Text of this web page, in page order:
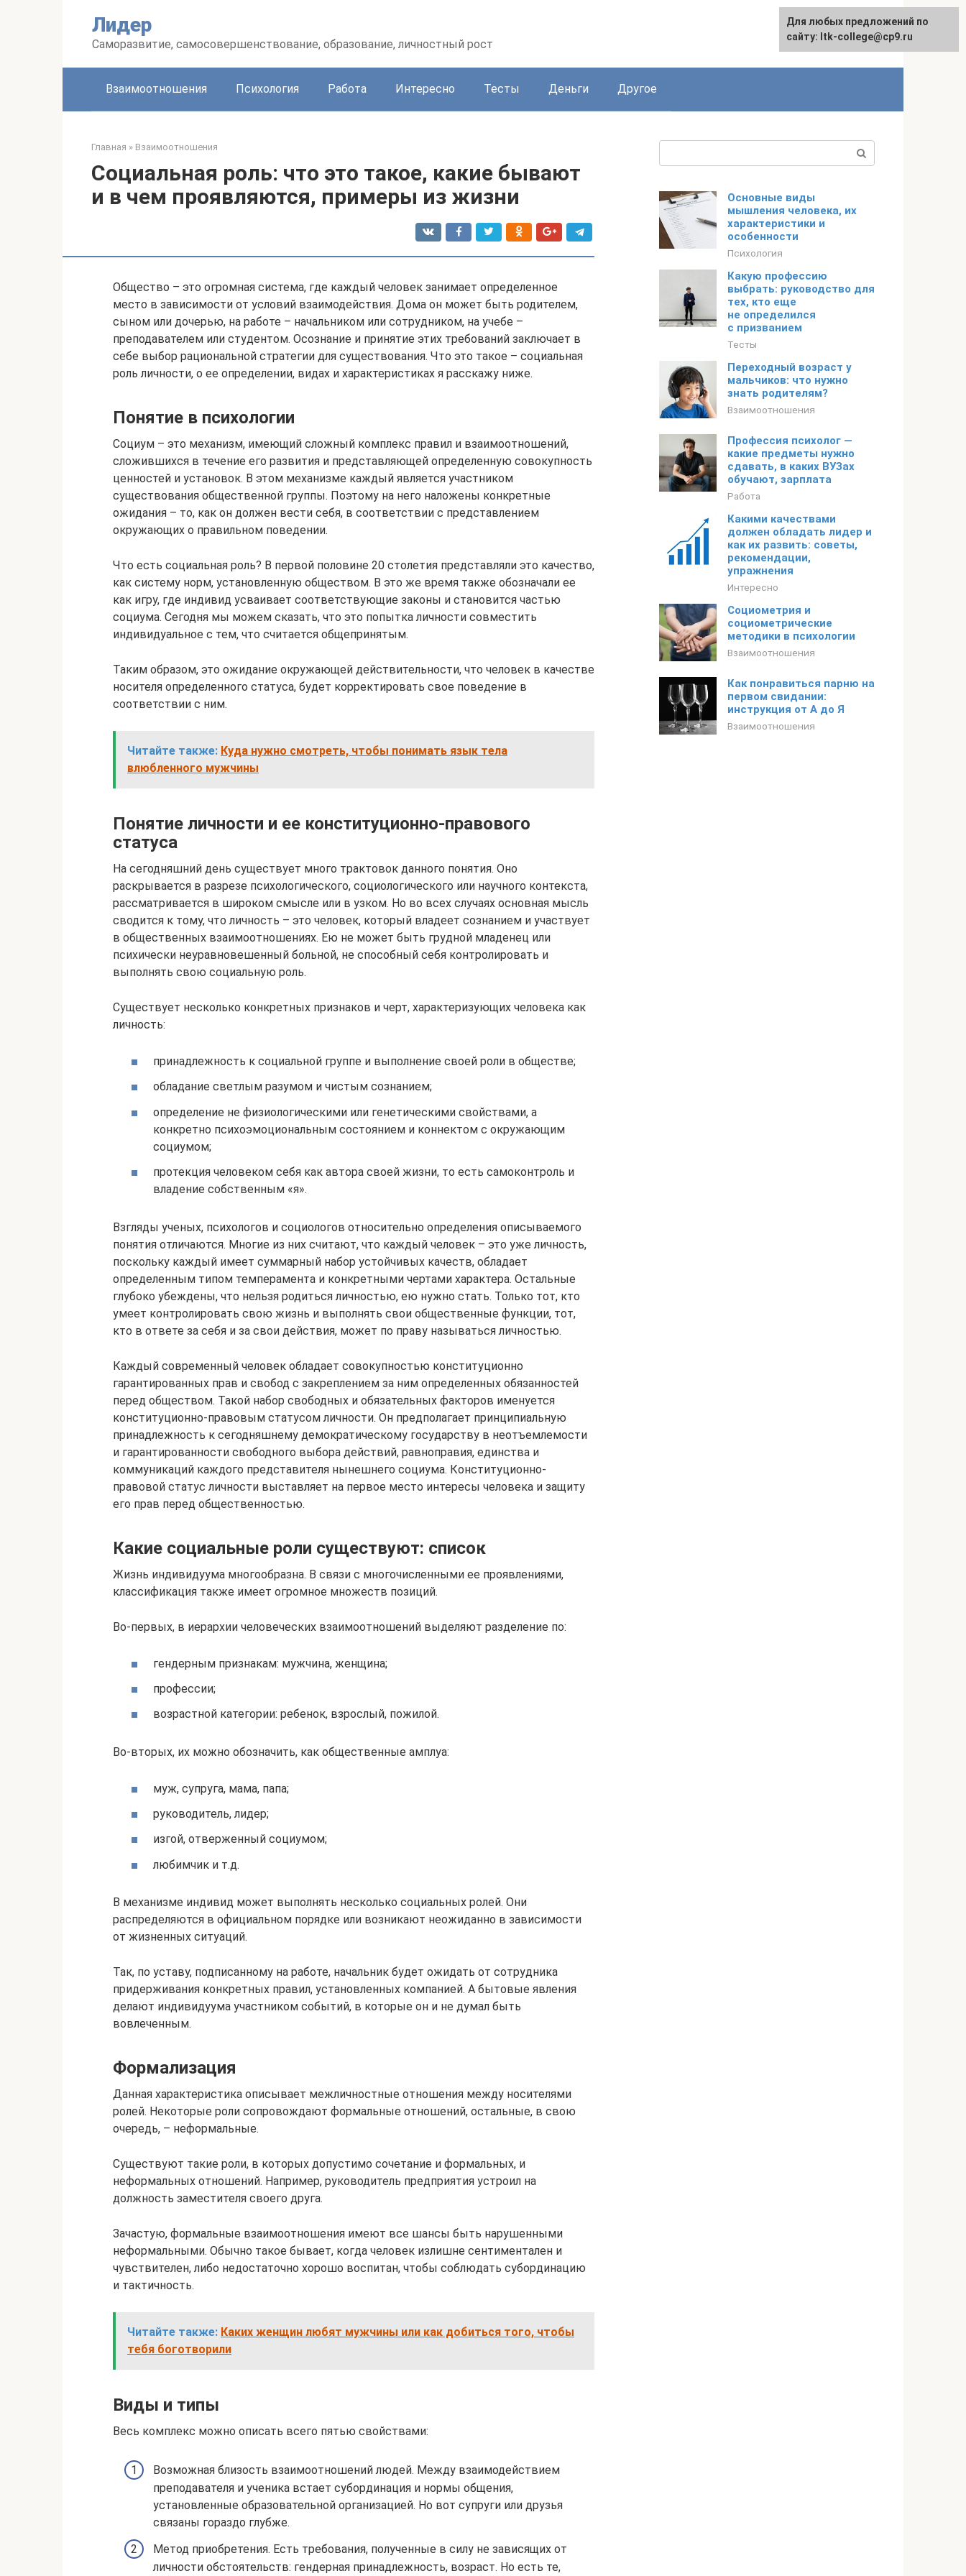
Лидер
Саморазвитие, самосовершенствование, образование, личностный рост
Взаимоотношения Психология Работа Интересно Тесты Деньги Другое
Главная » Взаимоотношения
Социальная роль: что это такое, какие бывают
и в чем проявляются, примеры из жизни
Общество – это огромная система, где каждый человек занимает определенное
место в зависимости от условий взаимодействия. Дома он может быть родителем,
сыном или дочерью, на работе – начальником или сотрудником, на учебе –
преподавателем или студентом. Осознание и принятие этих требований заключает в
себе выбор рациональной стратегии для существования. Что это такое – социальная
роль личности, о ее определении, видах и характеристиках я расскажу ниже.
Понятие в психологии
Социум – это механизм, имеющий сложный комплекс правил и взаимоотношений,
сложившихся в течение его развития и представляющей определенную совокупность
ценностей и установок. В этом механизме каждый является участником
существования общественной группы. Поэтому на него наложены конкретные
ожидания – то, как он должен вести себя, в соответствии с представлением
окружающих о правильном поведении.
Что есть социальная роль? В первой половине 20 столетия представляли это качество,
как систему норм, установленную обществом. В это же время также обозначали ее
как игру, где индивид усваивает соответствующие законы и становится частью
социума. Сегодня мы можем сказать, что это попытка личности совместить
индивидуальное с тем, что считается общепринятым.
Таким образом, это ожидание окружающей действительности, что человек в качестве
носителя определенного статуса, будет корректировать свое поведение в
соответствии с ним.
Читайте также: Куда нужно смотреть, чтобы понимать язык тела
влюбленного мужчины
Понятие личности и ее конституционно-правового
статуса
На сегодняшний день существует много трактовок данного понятия. Оно
раскрывается в разрезе психологического, социологического или научного контекста,
рассматривается в широком смысле или в узком. Но во всех случаях основная мысль
сводится к тому, что личность – это человек, который владеет сознанием и участвует
в общественных взаимоотношениях. Ею не может быть грудной младенец или
психически неуравновешенный больной, не способный себя контролировать и
выполнять свою социальную роль.
Существует несколько конкретных признаков и черт, характеризующих человека как
личность:
принадлежность к социальной группе и выполнение своей роли в обществе;
обладание светлым разумом и чистым сознанием;
определение не физиологическими или генетическими свойствами, а
конкретно психоэмоциональным состоянием и коннектом с окружающим
социумом;
протекция человеком себя как автора своей жизни, то есть самоконтроль и
владение собственным «я».
Взгляды ученых, психологов и социологов относительно определения описываемого
понятия отличаются. Многие из них считают, что каждый человек – это уже личность,
поскольку каждый имеет суммарный набор устойчивых качеств, обладает
определенным типом темперамента и конкретными чертами характера. Остальные
глубоко убеждены, что нельзя родиться личностью, ею нужно стать. Только тот, кто
умеет контролировать свою жизнь и выполнять свои общественные функции, тот,
кто в ответе за себя и за свои действия, может по праву называться личностью.
Каждый современный человек обладает совокупностью конституционно
гарантированных прав и свобод с закреплением за ним определенных обязанностей
перед обществом. Такой набор свободных и обязательных факторов именуется
конституционно-правовым статусом личности. Он предполагает принципиальную
принадлежность к сегодняшнему демократическому государству в неотъемлемости
и гарантированности свободного выбора действий, равноправия, единства и
коммуникаций каждого представителя нынешнего социума. Конституционно-
правовой статус личности выставляет на первое место интересы человека и защиту
его прав перед общественностью.
Какие социальные роли существуют: список
Жизнь индивидуума многообразна. В связи с многочисленными ее проявлениями,
классификация также имеет огромное множеств позиций.
Во-первых, в иерархии человеческих взаимоотношений выделяют разделение по:
гендерным признакам: мужчина, женщина;
профессии;
возрастной категории: ребенок, взрослый, пожилой.
Во-вторых, их можно обозначить, как общественные амплуа:
муж, супруга, мама, папа;
руководитель, лидер;
изгой, отверженный социумом;
любимчик и т.д.
В механизме индивид может выполнять несколько социальных ролей. Они
распределяются в официальном порядке или возникают неожиданно в зависимости
от жизненных ситуаций.
Так, по уставу, подписанному на работе, начальник будет ожидать от сотрудника
придерживания конкретных правил, установленных компанией. А бытовые явления
делают индивидуума участником событий, в которые он и не думал быть
вовлеченным.
Формализация
Данная характеристика описывает межличностные отношения между носителями
ролей. Некоторые роли сопровождают формальные отношений, остальные, в свою
очередь, – неформальные.
Существуют такие роли, в которых допустимо сочетание и формальных, и
неформальных отношений. Например, руководитель предприятия устроил на
должность заместителя своего друга.
Зачастую, формальные взаимоотношения имеют все шансы быть нарушенными
неформальными. Обычно такое бывает, когда человек излишне сентиментален и
чувствителен, либо недостаточно хорошо воспитан, чтобы соблюдать субординацию
и тактичность.
Читайте также: Каких женщин любят мужчины или как добиться того, чтобы
тебя боготворили
Виды и типы
Весь комплекс можно описать всего пятью свойствами:
Возможная близость взаимоотношений людей. Между взаимодействием
преподавателя и ученика встает субординация и нормы общения,
установленные образовательной организацией. Но вот супруги или друзья
связаны гораздо глубже.
Метод приобретения. Есть требования, полученные в силу не зависящих от
личности обстоятельств: гендерная принадлежность, возраст. Но есть те,
Основные виды
мышления человека, их
характеристики и
особенности
Психология
Какую профессию
выбрать: руководство для
тех, кто еще
не определился
с призванием
Тесты
Переходный возраст у
мальчиков: что нужно
знать родителям?
Взаимоотношения
Профессия психолог —
какие предметы нужно
сдавать, в каких ВУЗах
обучают, зарплата
Работа
Какими качествами
должен обладать лидер и
как их развить: советы,
рекомендации,
упражнения
Интересно
Социометрия и
социометрические
методики в психологии
Взаимоотношения
Как понравиться парню на
первом свидании:
инструкция от А до Я
Взаимоотношения
Для любых предложений по
сайту: ltk-college@cp9.ru